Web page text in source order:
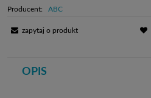
Producent: ABC
zapytaj o produkt
OPIS